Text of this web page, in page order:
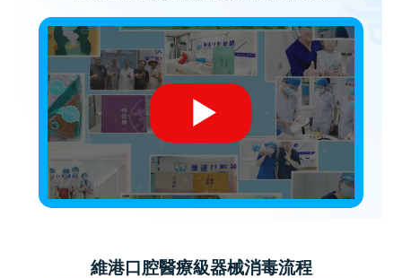
維港口腔醫療級器械消毒流程